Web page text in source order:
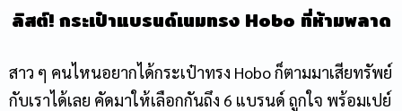
ลิสต์! กระเป๋าแบรนด์เนมทรง Hobo ที่ห้ามพลาด
สาว ๆ คนไหนอยากได้กระเป๋าทรง Hoboก็ตามมาเสียทรัพย์
กับเราได้เลย คัดมาให้เลือกกันถึง 6 แบรนด์ ถูกใจ พร้อมเปย์